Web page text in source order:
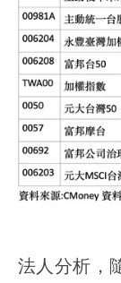
法人分析，